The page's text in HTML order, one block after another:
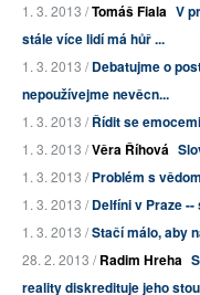
1. 3. 2013 /Tomáš Fiala V
stále více lidí má hůř ...
1. 3. 2013 /Debatujme o
nepoužívejme nevěcn...
1. 3. 2013 /Řídit se
1. 3. 2013 /Věra Říhová
1. 3. 2013 /Problém s
1. 3. 2013 /Delfíni v Praze
1. 3. 2013 /Stačí málo, aby
28. 2. 2013 /Radim Hreha
reality diskredituje jeho